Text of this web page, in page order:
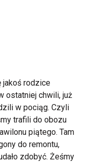
jakoś rodzice
ostatniej chwili, już
w pociąg. Czyli
trafili do obozu
piątego. Tam
do remontu,
zdobyć. Żeśmy